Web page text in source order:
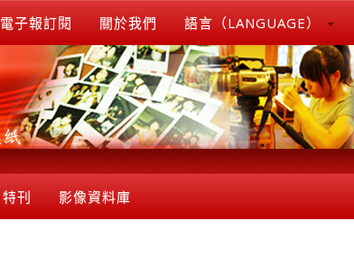
電子報訂閱 關於我們 語言（LANGUAGE）
特刊 影像資料庫